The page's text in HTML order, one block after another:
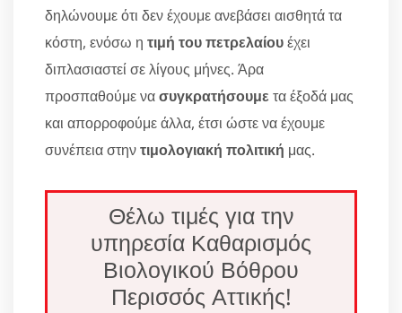
δηλώνουμε ότι δεν έχουμε ανεβάσει αισθητά τα
κόστη, ενόσω η τιμή του πετρελαίουέχει
διπλασιαστεί σε λίγους μήνες. Άρα
προσπαθούμε νασυγκρατήσουμε τα έξοδά μας
και απορροφούμε άλλα, έτσι ώστε να έχουμε
συνέπεια στηντιμολογιακή πολιτική μας.
Θέλω τιμές για την
υπηρεσία Καθαρισμός
Βιολογικού Βόθρου
Περισσός Αττικής!